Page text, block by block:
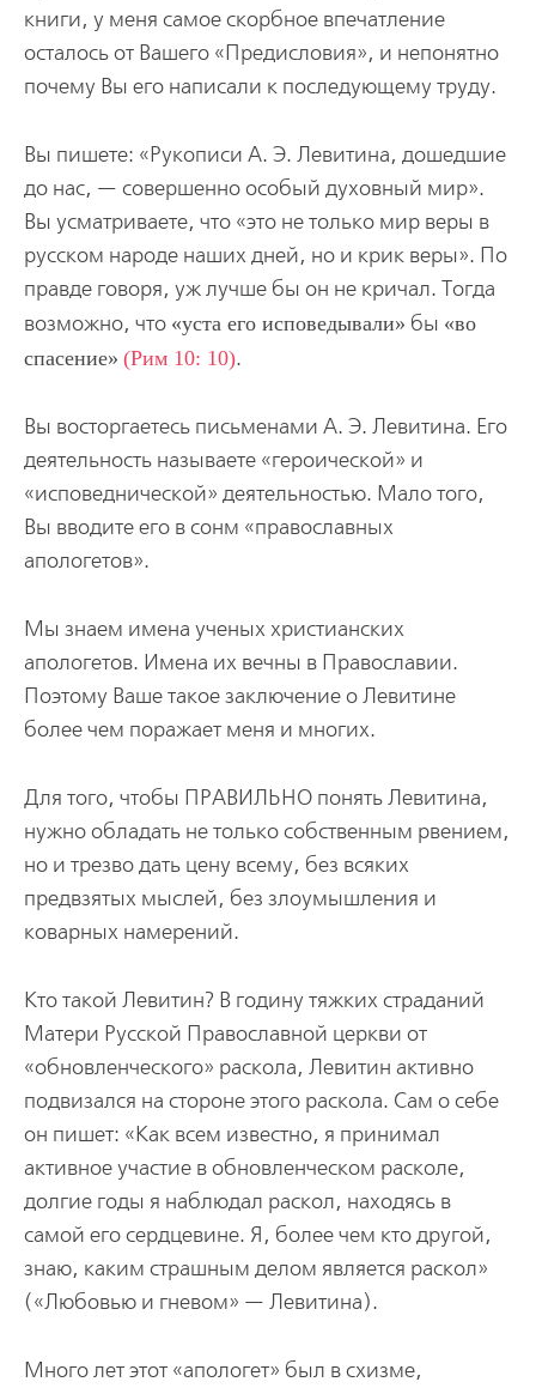
книги, у меня самое скорбное впечатление
осталось от Вашего «Предисловия», и непонятно
почему Вы его написали к последующему труду.
Вы пишете: «Рукописи А. Э. Левитина, дошедшие
до нас, — совершенно особый духовный мир».
Вы усматриваете, что «это не только мир веры в
русском народе наших дней, но и крик веры». По
правде говоря, уж лучше бы он не кричал. Тогда
возможно, что
уста его исповедывали бы
во
спасение
(Рим 10: 10).
Вы восторгаетесь письменами А. Э. Левитина. Его
деятельность называете «героической» и
«исповеднической» деятельностью. Мало того,
Вы вводите его в сонм «православных
апологетов».
Мы знаем имена ученых христианских
апологетов. Имена их вечны в Православии.
Поэтому Ваше такое заключение о Левитине
более чем поражает меня и многих.
Для того, чтобы ПРАВИЛЬНО понять Левитина,
нужно обладать не только собственным рвением,
но и трезво дать цену всему, без всяких
предвзятых мыслей, без злоумышления и
коварных намерений.
Кто такой Левитин? В годину тяжких страданий
Матери Русской Православной церкви от
«обновленческого» раскола, Левитин активно
подвизался на стороне этого раскола. Сам о себе
он пишет: «Как всем известно, я принимал
активное участие в обновленческом расколе,
долгие годы я наблюдал раскол, находясь в
самой его сердцевине. Я, более чем кто другой,
знаю, каким страшным делом является раскол»
(«Любовью и гневом» — Левитина).
Много лет этот «апологет» был в схизме,